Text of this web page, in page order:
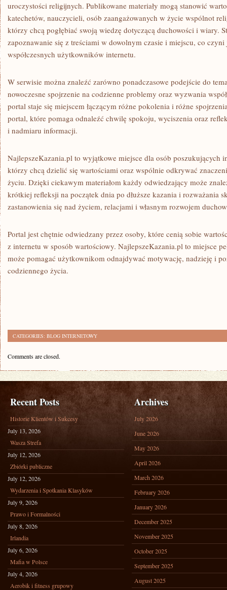
uroczystości religijnych. Publikowane materiały mogą stanowić
katechetów, nauczycieli, osób zaangażowanych w życie wspólnot
którzy chcą pogłębiać swoją wiedzę dotyczącą duchowości i wiary.
zapoznawanie się z treściami w dowolnym czasie i miejscu, co
współczesnych użytkowników internetu.
W serwisie można znaleźć zarówno ponadczasowe podejście do
nowoczesne spojrzenie na codzienne problemy oraz wyzwania
portal staje się miejscem łączącym różne pokolenia i różne
portal, które pomaga odnaleźć chwilę spokoju, wyciszenia oraz
i nadmiaru informacji.
NajlepszeKazania.pl to wyjątkowe miejsce dla osób poszukujących
którzy chcą dzielić się wartościami oraz wspólnie odkrywać
życiu. Dzięki ciekawym materiałom każdy odwiedzający może
krótkiej refleksji na początek dnia po dłuższe kazania i rozważania
zastanowienia się nad życiem, relacjami i własnym rozwojem
Portal jest chętnie odwiedzany przez osoby, które cenią sobie
z internetu w sposób wartościowy. NajlepszeKazania.pl to miejsce
może pomagać użytkownikom odnajdywać motywację, nadzieję i
codziennego życia.
CATEGORIES: BLOG INTERNETOWY
Comments are closed.
Recent Posts
Historie Klientów i Sukcesy
July 13, 2026
Wasza Strefa
July 12, 2026
Zbiórki publiczne
July 12, 2026
Wydarzenia i Spotkania Klasyków
July 9, 2026
Prawo i Formalności
July 8, 2026
Irlandia
July 6, 2026
Mafia w Polsce
July 4, 2026
Aerobik i fitness grupowy
Archives
July 2026
June 2026
May 2026
April 2026
March 2026
February 2026
January 2026
December 2025
November 2025
October 2025
September 2025
August 2025